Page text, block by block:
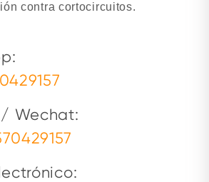
contra cortocircuitos.
Wechat: